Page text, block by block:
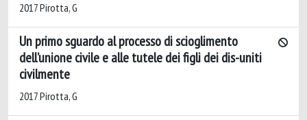
2017 Pirotta, G
Un primo sguardo al processo di scioglimento
dell’unione civile e alle tutele dei figli dei dis-uniti
civilmente
2017 Pirotta, G